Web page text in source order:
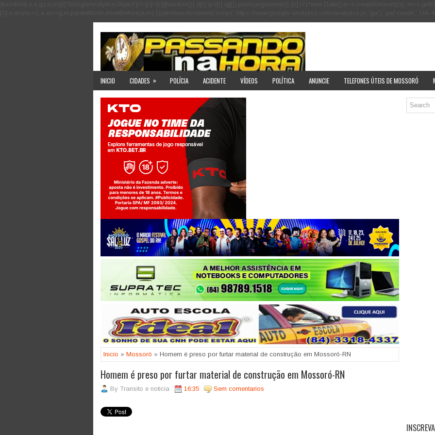
INICIO CIDADES » POLÍCIA ACIDENTE VÍDEOS POLÍTICA ANUNCIE TELEFONES ÚTEIS DE MOSSORÓ
Jogue com responsabilidade. 18+
Inicio » Mossoró » Homem é preso por furtar material de construção em Mossoró-RN
Homem é preso por furtar material de construção em Mossoró-RN
By Transito e noticia 16:35 Sem comentarios